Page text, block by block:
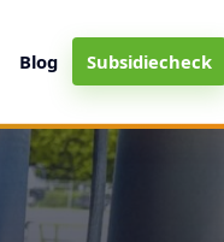
Blog Subsidiecheck